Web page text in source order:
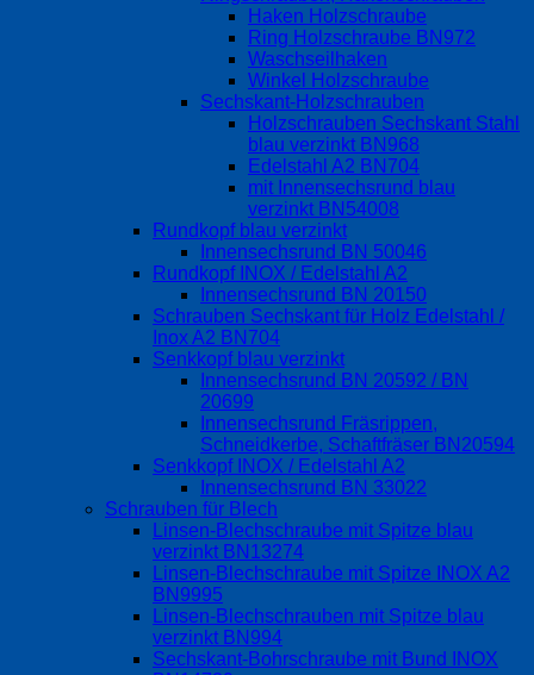
Haken Holzschraube
Ring Holzschraube BN972
Waschseilhaken
Winkel Holzschraube
Sechskant-Holzschrauben
Holzschrauben Sechskant Stahl
blau verzinkt BN968
Edelstahl A2 BN704
mit Innensechsrund blau
verzinkt BN54008
Rundkopf blau verzinkt
Innensechsrund BN 50046
Rundkopf INOX / Edelstahl A2
Innensechsrund BN 20150
Schrauben Sechskant für Holz Edelstahl /
Inox A2 BN704
Senkkopf blau verzinkt
Innensechsrund BN 20592 / BN
20699
Innensechsrund Fräsrippen,
Schneidkerbe, Schaftfräser BN20594
Senkkopf INOX / Edelstahl A2
Innensechsrund BN 33022
Schrauben für Blech
Linsen-Blechschraube mit Spitze blau
verzinkt BN13274
Linsen-Blechschraube mit Spitze INOX A2
BN9995
Linsen-Blechschrauben mit Spitze blau
verzinkt BN994
Sechskant-Bohrschraube mit Bund INOX